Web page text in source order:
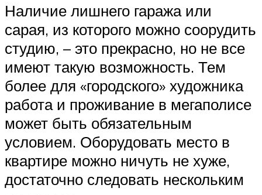
Наличие лишнего гаража или
сарая, из которого можно соорудить
студию, – это прекрасно, но не все
имеют такую возможность. Тем
более для «городского» художника
работа и проживание в мегаполисе
может быть обязательным
условием. Оборудовать место в
квартире можно ничуть не хуже,
достаточно следовать нескольким